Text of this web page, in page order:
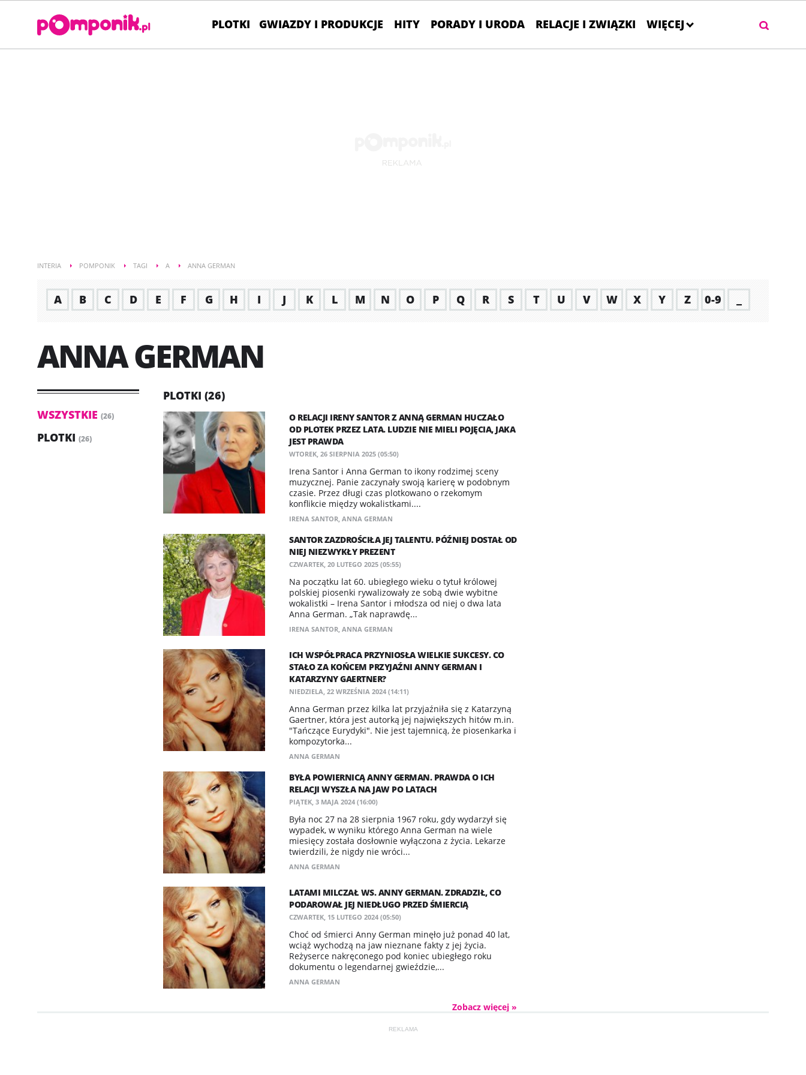
PLOTKI GWIAZDY I PRODUKCJE HITY PORADY I URODA RELACJE I ZWIĄZKI WIĘCEJ
INTERIA POMPONIK TAGI A ANNA GERMAN
A B C D E F G H I J K L M N O P Q R S T U V W X Y Z 0-9
ANNA GERMAN
WSZYSTKIE (26)
PLOTKI (26)
PLOTKI (26)
O RELACJI IRENY SANTOR Z ANNĄ GERMAN HUCZAŁO
OD PLOTEK PRZEZ LATA. LUDZIE NIE MIELI POJĘCIA, JAKA
JEST PRAWDA
WTOREK, 26 SIERPNIA 2025 (05:50)
Irena Santor i Anna German to ikony rodzimej sceny
muzycznej. Panie zaczynały swoją karierę w podobnym
czasie. Przez długi czas plotkowano o rzekomym
konflikcie między wokalistkami....
IRENA SANTOR, ANNA GERMAN
SANTOR ZAZDROŚCIŁA JEJ TALENTU. PÓŹNIEJ DOSTAŁ OD
NIEJ NIEZWYKŁY PREZENT
CZWARTEK, 20 LUTEGO 2025 (05:55)
Na początku lat 60. ubiegłego wieku o tytuł królowej
polskiej piosenki rywalizowały ze sobą dwie wybitne
wokalistki – Irena Santor i młodsza od niej o dwa lata
Anna German. „Tak naprawdę...
IRENA SANTOR, ANNA GERMAN
ICH WSPÓŁPRACA PRZYNIOSŁA WIELKIE SUKCESY. CO
STAŁO ZA KOŃCEM PRZYJAŹNI ANNY GERMAN I
KATARZYNY GAERTNER?
NIEDZIELA, 22 WRZEŚNIA 2024 (14:11)
Anna German przez kilka lat przyjaźniła się z Katarzyną
Gaertner, która jest autorką jej największych hitów m.in.
"Tańczące Eurydyki". Nie jest tajemnicą, że piosenkarka i
kompozytorka...
ANNA GERMAN
BYŁA POWIERNICĄ ANNY GERMAN. PRAWDA O ICH
RELACJI WYSZŁA NA JAW PO LATACH
PIĄTEK, 3 MAJA 2024 (16:00)
Była noc 27 na 28 sierpnia 1967 roku, gdy wydarzył się
wypadek, w wyniku którego Anna German na wiele
miesięcy została dosłownie wyłączona z życia. Lekarze
twierdzili, że nigdy nie wróci...
ANNA GERMAN
LATAMI MILCZAŁ WS. ANNY GERMAN. ZDRADZIŁ, CO
PODAROWAŁ JEJ NIEDŁUGO PRZED ŚMIERCIĄ
CZWARTEK, 15 LUTEGO 2024 (05:50)
Choć od śmierci Anny German minęło już ponad 40 lat,
wciąż wychodzą na jaw nieznane fakty z jej życia.
Reżyserce nakręconego pod koniec ubiegłego roku
dokumentu o legendarnej gwieździe,...
ANNA GERMAN
Zobacz więcej »
REKLAMA